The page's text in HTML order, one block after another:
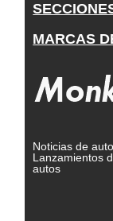
MARCAS
Noticias de
Lanzamientos
autos